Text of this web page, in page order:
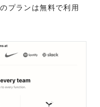
プランは無料で利用